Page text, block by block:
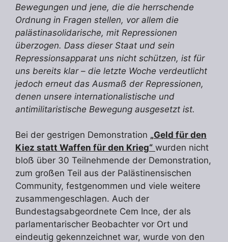
Bewegungen und jene, die die herrschende
Ordnung in Fragen stellen, vor allem die
palästinasolidarische, mit Repressionen
überzogen. Dass dieser Staat und sein
Repressionsapparat uns nicht schützen, ist für
uns bereits klar – die letzte Woche verdeutlicht
jedoch erneut das Ausmaẞ der Repressionen,
denen unsere internationalistische und
antimilitaristische Bewegung ausgesetzt ist.
Bei der gestrigen Demonstration „Geld für den
Kiez statt Waffen für den Krieg“ wurden nicht
bloẞ über 30 Teilnehmende der Demonstration,
zum groẞen Teil aus der Palästinensischen
Community, festgenommen und viele weitere
zusammengeschlagen. Auch der
Bundestagsabgeordnete Cem Ince, der als
parlamentarischer Beobachter vor Ort und
eindeutig gekennzeichnet war, wurde von den